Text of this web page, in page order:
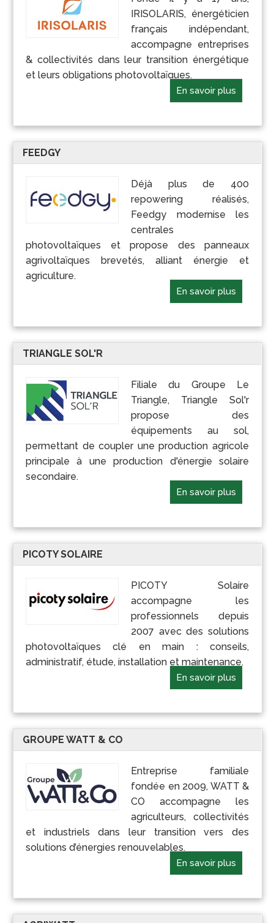
IRISOLARIS, énergéticien
français indépendant,
accompagne entreprises
& collectivités dans leur transition énergétique
et leurs obligations photovoltaïques.
En savoir plus
FEEDGY
Déjà plus de 400
repowering réalisés,
Feedgy modernise les
centrales
photovoltaïques et propose des panneaux
agrivoltaïques brevetés, alliant énergie et
agriculture.
En savoir plus
TRIANGLE SOL'R
Filiale du Groupe Le
Triangle, Triangle Sol'r
propose des
équipements au sol,
permettant de coupler une production agricole
principale à une production d'énergie solaire
secondaire.
En savoir plus
PICOTY SOLAIRE
PICOTY Solaire
accompagne les
professionnels depuis
2007 avec des solutions
photovoltaïques clé en main : conseils,
administratif, étude, installation et maintenance.
En savoir plus
GROUPE WATT & CO
Entreprise familiale
fondée en 2009, WATT &
CO accompagne les
agriculteurs, collectivités
et industriels dans leur transition vers des
solutions d’énergies renouvelables.
En savoir plus